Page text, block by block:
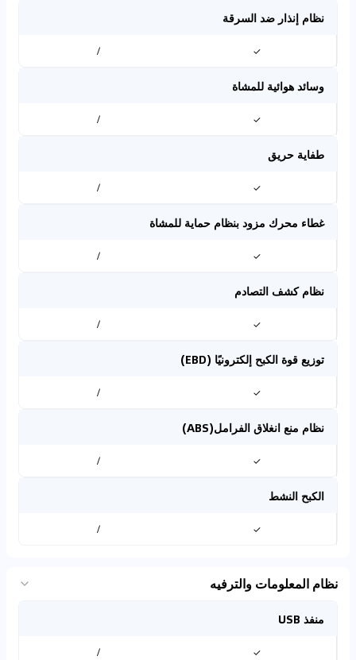
نظام إنذار ضد السرقة
✓
/
وسائد هوائية للمشاة
✓
/
طفاية حريق
✓
/
غطاء محرك مزود بنظام حماية للمشاة
✓
/
نظام كشف التصادم
✓
/
توزيع قوة الكبح إلكترونيًا (EBD)
✓
/
نظام منع انغلاق الفرامل(ABS)
✓
/
الكبح النشط
✓
/
نظام المعلومات والترفيه
منفذ USB
✓
/